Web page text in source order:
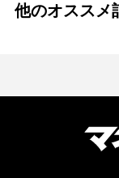
他のオススメ